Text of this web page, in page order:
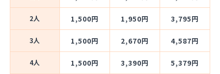
2人 1,500円 1,950円 3,795円
3人 1,500円 2,670円 4,587円
4人 1,500円 3,390円 5,379円